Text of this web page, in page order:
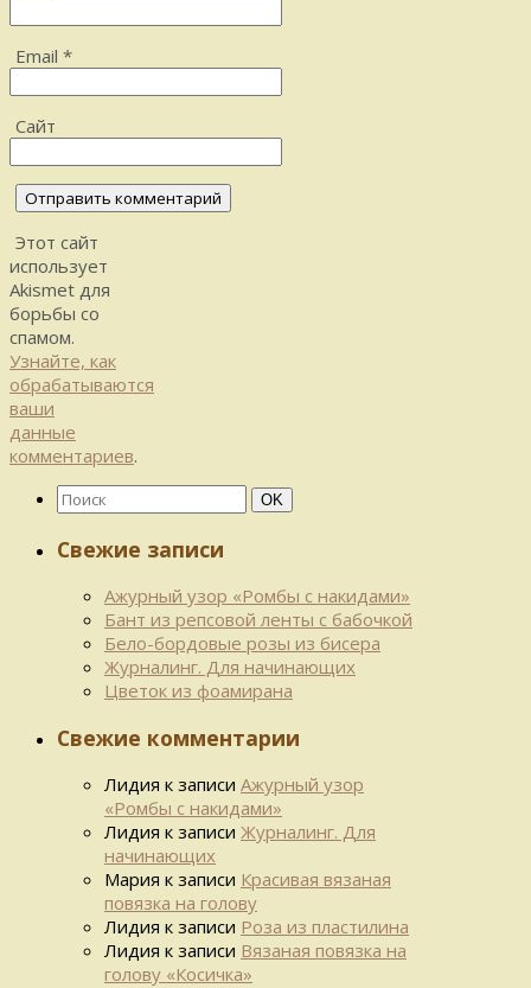
Email *
Сайт
Этот сайт
использует
Akismet для
борьбы со
спамом.
Узнайте, как
обрабатываются
ваши
данные
комментариев.
Найти:
Поиск
OK
Свежие записи
Ажурный узор «Ромбы с накидами»
Бант из репсовой ленты с бабочкой
Бело-бордовые розы из бисера
Журналинг. Для начинающих
Цветок из фоамирана
Свежие комментарии
Лидия к записи Ажурный узор
«Ромбы с накидами»
Лидия к записи Журналинг. Для
начинающих
Мария к записи Красивая вязаная
повязка на голову
Лидия к записи Роза из пластилина
Лидия к записи Вязаная повязка на
голову «Косичка»